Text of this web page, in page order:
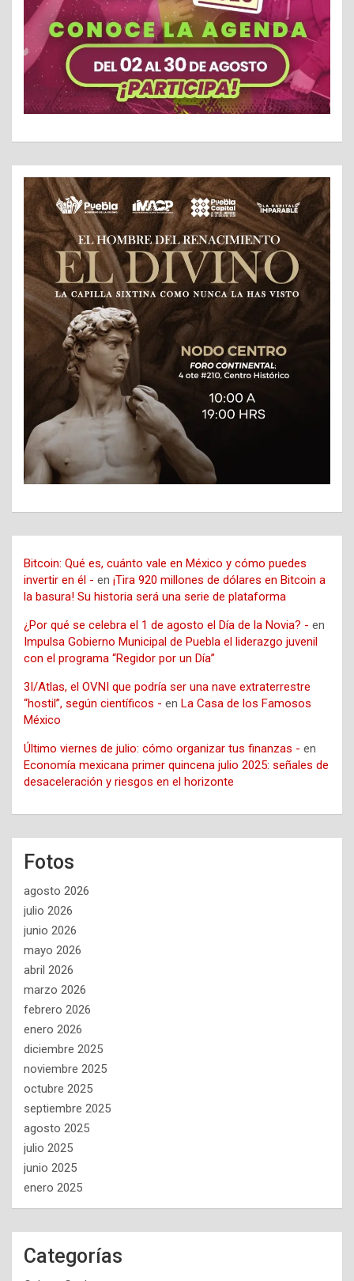
Bitcoin: Qué es, cuánto vale en México y cómo puedes
invertir en él - en ¡Tira 920 millones de dólares en Bitcoin a
la basura! Su historia será una serie de plataforma
¿Por qué se celebra el 1 de agosto el Día de la Novia? - en
Impulsa Gobierno Municipal de Puebla el liderazgo juvenil
con el programa “Regidor por un Día”
3I/Atlas, el OVNI que podría ser una nave extraterrestre
“hostil”, según científicos - en La Casa de los Famosos
México
Último viernes de julio: cómo organizar tus finanzas - en
Economía mexicana primer quincena julio 2025: señales de
desaceleración y riesgos en el horizonte
Fotos
agosto 2026
julio 2026
junio 2026
mayo 2026
abril 2026
marzo 2026
febrero 2026
enero 2026
diciembre 2025
noviembre 2025
octubre 2025
septiembre 2025
agosto 2025
julio 2025
junio 2025
enero 2025
Categorías